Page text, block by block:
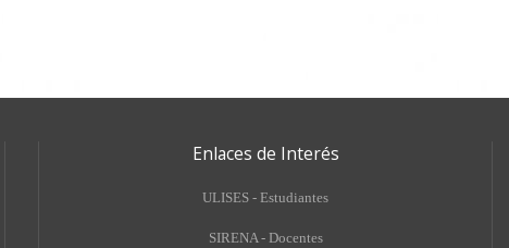
Enlaces de Interés
ULISES - Estudiantes
SIRENA - Docentes